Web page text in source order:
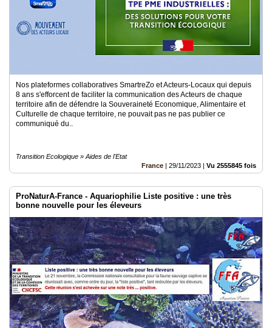
Nos plateformes collaboratives SmartreZo et Acteurs-Locaux qui depuis
8 ans s'efforcent de faciliter la communication des Acteurs de chaque
territoire afin de défendre la Souveraineté Economique, Alimentaire et
Culturelle de chaque territoire, ne pouvait pas ne pas publier ce
communiqué du..
Transition Ecologique » Aides de l'Etat
France | 29/11/2023 | Vu 2555845 fois
ProNaturA-France - Aquariophilie Liste positive : une très
bonne nouvelle pour les éleveurs